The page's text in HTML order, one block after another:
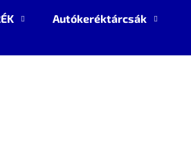
Autókeréktárcsák